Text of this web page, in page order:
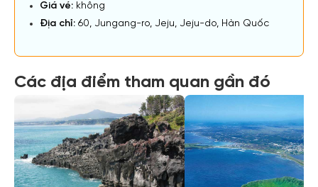
Giá vé: không
Địa chỉ: 60, Jungang-ro, Jeju, Jeju-do, Hàn Quốc
Các địa điểm tham quan gần đó